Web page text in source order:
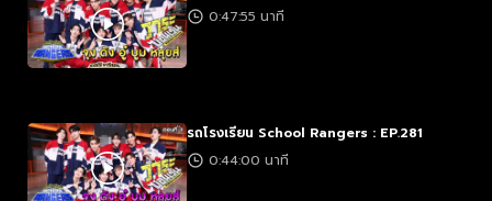
0:47:55 นาที
รถโรงเรียน School Rangers : EP.281
0:44:00 นาที